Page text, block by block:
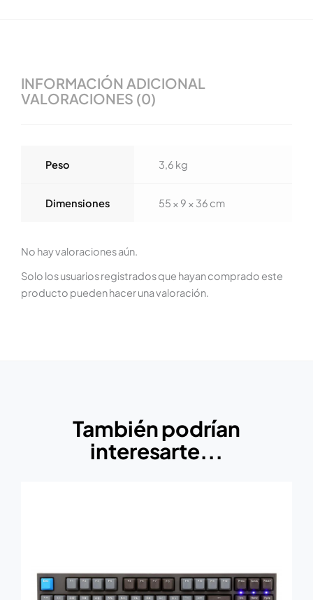
INFORMACIÓN ADICIONAL
VALORACIONES (0)
Peso 3,6 kg
Dimensiones 55 × 9 × 36 cm
No hay valoraciones aún.
Solo los usuarios registrados que hayan comprado este
producto pueden hacer una valoración.
También podrían
interesarte...